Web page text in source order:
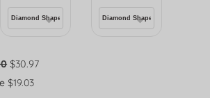
$30.97
$19.03